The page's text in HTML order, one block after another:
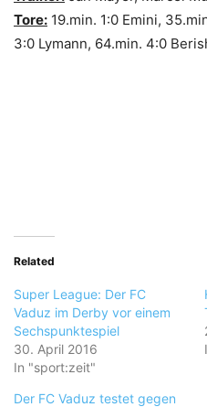
Tore: 19.min. 1:0 Emini,
3:0 Lymann, 64.min. 4:0
Related
Super League: Der FC
Vaduz im Derby vor einem
Sechspunktespiel
30. April 2016
In "sport:zeit"
Der FC Vaduz testet gegen